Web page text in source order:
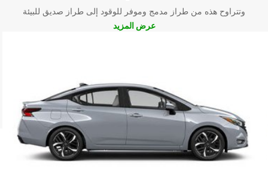
وتتراوح هذه من طراز مدمج وموفر للوقود إلى طراز صديق للبيئة
عرض المزيد